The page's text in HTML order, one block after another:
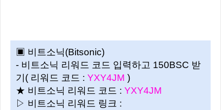
▣ 비트소닉(Bitsonic)
- 비트소닉 리워드 코드 입력하고 150BSC 받
기( 리워드 코드 : YXY4JM )
★ 비트소닉 리워드 코드 : YXY4JM
▷ 비트소닉 리워드 링크 :